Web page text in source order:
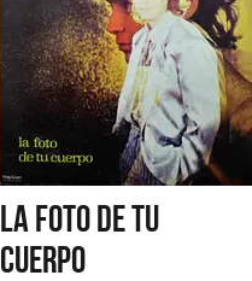
LA FOTO DE TU
CUERPO